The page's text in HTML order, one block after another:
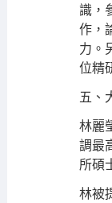
識，
作，
力。
位精
五、
林麗
調最
所碩
林被